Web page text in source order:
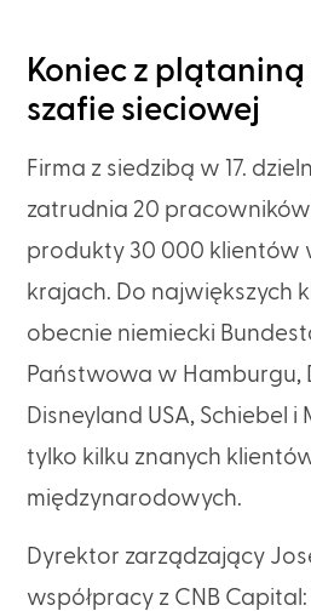
Koniec z
szafie sieciowej
Firma z siedzibą w 17.
zatrudnia 20
produkty 30 000 klientów
krajach. Do największych
obecnie niemiecki
Państwowa w Hamburgu,
Disneyland USA, Schiebel
tylko kilku znanych
międzynarodowych.
Dyrektor zarządzający
współpracy z CNB